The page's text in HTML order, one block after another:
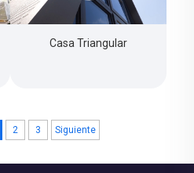
Casa Triangular
2 3 Siguiente